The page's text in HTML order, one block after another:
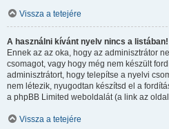
Vissza a tetejére
A használni kívánt nyelv nincs a listában!
Ennek az az oka, hogy az adminisztrátor
csomagot, vagy hogy még nem készült
adminisztrátort, hogy telepítse a nyelvi
nem létezik, nyugodtan készítsd el a
a phpBB Limited weboldalát (a link az
Vissza a tetejére